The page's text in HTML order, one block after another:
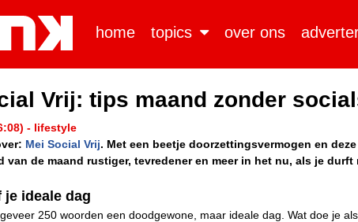
home topics over ons
Vrij: tips maand zonder
- lifestyle
Mei Social Vrij. Met een beetje doorzettingsvermogen en
van de maand rustiger, tevredener en meer in het nu, als je durft
je ideale dag
250 woorden een doodgewone, maar ideale dag. Wat doe je